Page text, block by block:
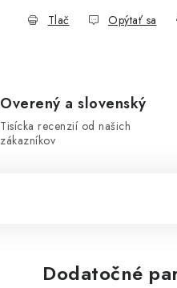
Tlač Opýtať sa
Overený a slovenský
Tisícka recenzií od našich
zákazníkov
Dodatočné